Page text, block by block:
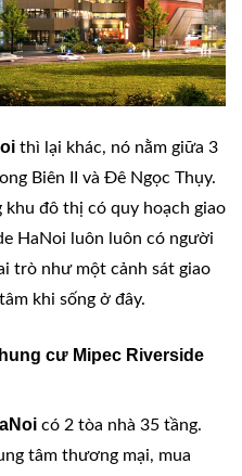
thì lại khác, nó nằm giữa 3
Biên II và Đê Ngọc Thụy.
đô thị có quy hoạch giao
HaNoi luôn luôn có người
trò như một cảnh sát giao
khi sống ở đây.
cư Mipec Riverside
có 2 tòa nhà 35 tầng.
tâm thương mại, mua